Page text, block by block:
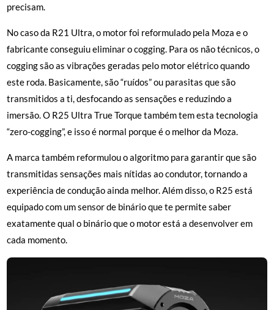
precisam.
No caso da R21 Ultra, o motor foi reformulado pela Moza e o
fabricante conseguiu eliminar o cogging. Para os não técnicos, o
cogging são as vibrações geradas pelo motor elétrico quando
este roda. Basicamente, são “ruídos” ou parasitas que são
transmitidos a ti, desfocando as sensações e reduzindo a
imersão. O R25 Ultra True Torque também tem esta tecnologia
“zero-cogging”, e isso é normal porque é o melhor da Moza.
A marca também reformulou o algoritmo para garantir que são
transmitidas sensações mais nítidas ao condutor, tornando a
experiência de condução ainda melhor. Além disso, o R25 está
equipado com um sensor de binário que te permite saber
exatamente qual o binário que o motor está a desenvolver em
cada momento.